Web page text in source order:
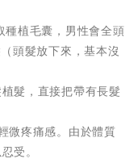
種植毛囊，男性會全頭
頭髮放下來，基本沒
髮，直接把帶有長髮
微疼痛感。由於體質
受。